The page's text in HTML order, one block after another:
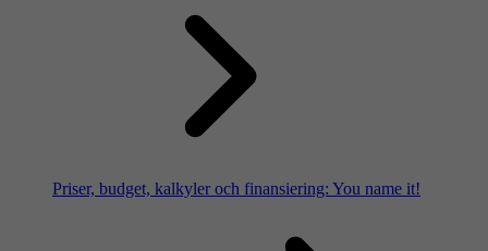
Priser, budget, kalkyler och finansiering: You name it!